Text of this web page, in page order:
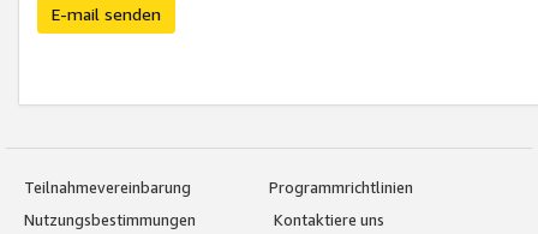
E-mail senden
Teilnahmevereinbarung
Programmrichtlinien
Nutzungsbestimmungen
Kontaktiere uns